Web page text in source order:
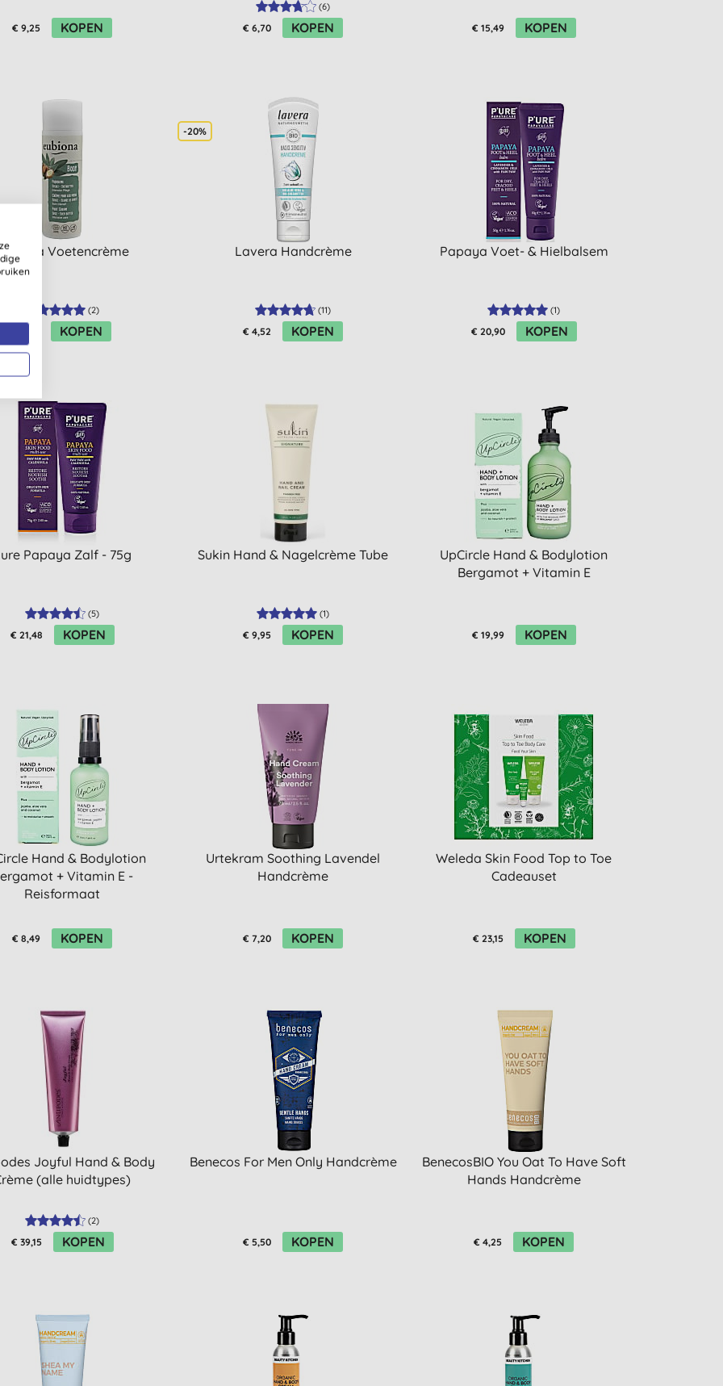
€ 9,25 KOPEN
(6)
€ 6,70 KOPEN € 15,49 KOPEN
Voetencrème
(2)
KOPEN
-20%
Lavera Handcrème
(11)
€ 4,52 KOPEN
Papaya Voet- & Hielbalsem
(1)
€ 20,90 KOPEN
Papaya Zalf - 75g
(5)
€ 21,48 KOPEN
Sukin Hand & Nagelcrème Tube
(1)
€ 9,95 KOPEN
UpCircle Hand & Bodylotion
Bergamot + Vitamin E
€ 19,99 KOPEN
Hand & Bodylotion
+ Vitamin E -
Reisformaat
€ 8,49 KOPEN
Urtekram Soothing Lavendel
Handcrème
€ 7,20 KOPEN
Weleda Skin Food Top to Toe
Cadeauset
€ 23,15 KOPEN
Joyful Hand & Body
(alle huidtypes)
(2)
€ 39,15 KOPEN
Benecos For Men Only Handcrème
€ 5,50 KOPEN
BenecosBIO You Oat To Have Soft
Hands Handcrème
€ 4,25 KOPEN